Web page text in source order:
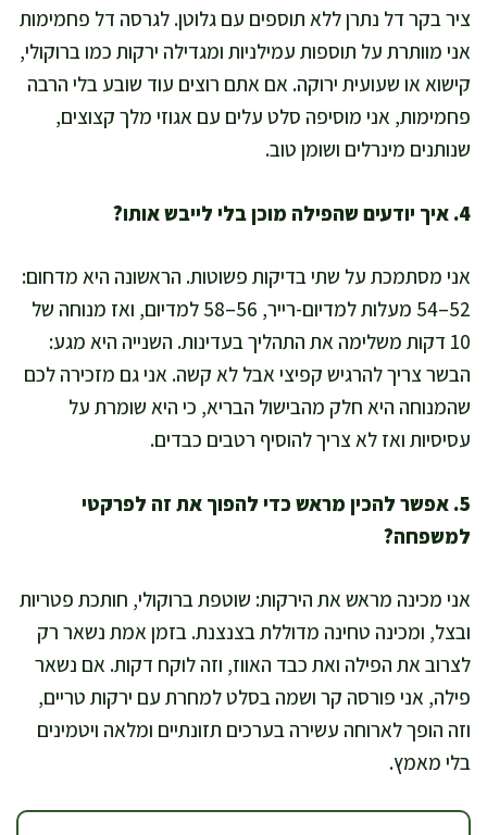
ציר בקר דל נתרן ללא תוספים עם גלוטן. לגרסה דל פחמימות
אני מוותרת על תוספות עמילניות ומגדילה ירקות כמו ברוקולי,
קישוא או שעועית ירוקה. אם אתם רוצים עוד שובע בלי הרבה
פחמימות, אני מוסיפה סלט עלים עם אגוזי מלך קצוצים,
שנותנים מינרלים ושומן טוב.
4. איך יודעים שהפילה מוכן בלי לייבש אותו?
אני מסתמכת על שתי בדיקות פשוטות. הראשונה היא מדחום:
52–54 מעלות למדיום-רייר, 56–58 למדיום, ואז מנוחה של
10 דקות משלימה את התהליך בעדינות. השנייה היא מגע:
הבשר צריך להרגיש קפיצי אבל לא קשה. אני גם מזכירה לכם
שהמנוחה היא חלק מהבישול הבריא, כי היא שומרת על
עסיסיות ואז לא צריך להוסיף רטבים כבדים.
5. אפשר להכין מראש כדי להפוך את זה לפרקטי
למשפחה?
אני מכינה מראש את הירקות: שוטפת ברוקולי, חותכת פטריות
ובצל, ומכינה טחינה מדוללת בצנצנת. בזמן אמת נשאר רק
לצרוב את הפילה ואת כבד האווז, וזה לוקח דקות. אם נשאר
פילה, אני פורסה קר ושמה בסלט למחרת עם ירקות טריים,
וזה הופך לארוחה עשירה בערכים תזונתיים ומלאה ויטמינים
בלי מאמץ.